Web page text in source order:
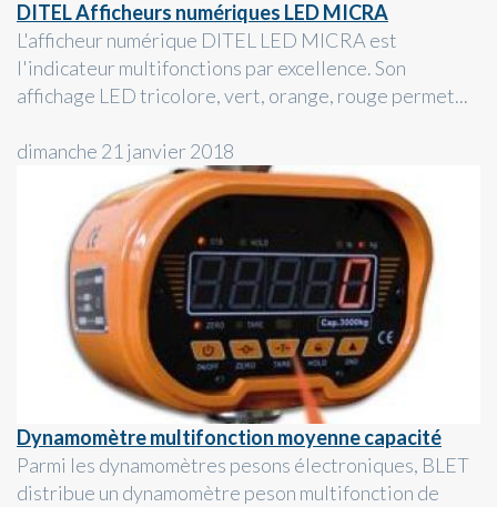
DITEL Afficheurs numériques LED MICRA
L'afficheur numérique DITEL LED MICRA est
l'indicateur multifonctions par excellence. Son
affichage LED tricolore, vert, orange, rouge permet...
dimanche 21 janvier 2018
Dynamomètre multifonction moyenne capacité
Parmi les dynamomètres pesons électroniques, BLET
distribue un dynamomètre peson multifonction de